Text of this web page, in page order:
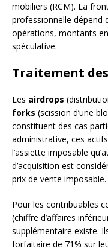
mobiliers (RCM). La
professionnelle dépend
opérations, montants
spéculative.
Traitement
Les airdrops
forks (scission d’une
constituent des cas
administrative, ces
l’assiette imposable
d’acquisition est
prix de vente imposable.
Pour les contribuables
(chiffre d’affaires
supplémentaire existe.
forfaitaire de 71% sur